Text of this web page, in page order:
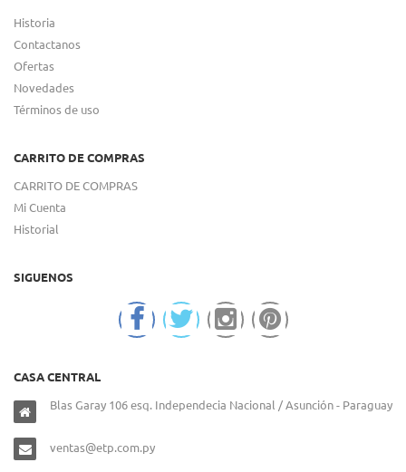
Historia
Contactanos
Ofertas
Novedades
Términos de uso
CARRITO DE COMPRAS
CARRITO DE COMPRAS
Mi Cuenta
Historial
SIGUENOS
CASA CENTRAL
Blas Garay 106 esq. Independecia Nacional / Asunción - Paraguay
ventas@etp.com.py